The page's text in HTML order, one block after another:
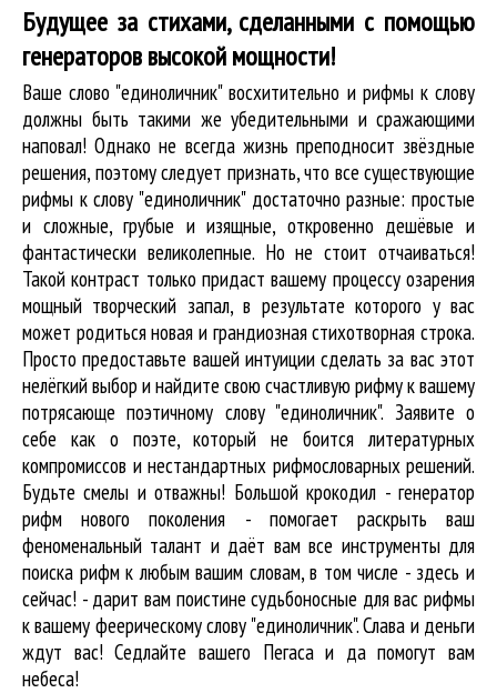
Будущее за стихами, сделанными с помощью
генераторов высокой мощности!
Ваше слово "единоличник" восхитительно и рифмы к слову
должны быть такими же убедительными и сражающими
наповал! Однако не всегда жизнь преподносит звёздные
решения, поэтому следует признать, что все существующие
рифмы к слову "единоличник" достаточно разные: простые
и сложные, грубые и изящные, откровенно дешёвые и
фантастически великолепные. Но не стоит отчаиваться!
Такой контраст только придаст вашему процессу озарения
мощный творческий запал, в результате которого у вас
может родиться новая и грандиозная стихотворная строка.
Просто предоставьте вашей интуиции сделать за вас этот
нелёгкий выбор и найдите свою счастливую рифму к вашему
потрясающе поэтичному слову "единоличник". Заявите о
себе как о поэте, который не боится литературных
компромиссов и нестандартных рифмословарных решений.
Будьте смелы и отважны! Большой крокодил - генератор
рифм нового поколения - помогает раскрыть ваш
феноменальный талант и даёт вам все инструменты для
поиска рифмк любым вашим словам, в том числе - здесь и
сейчас! - дарит вам поистине судьбоносные для вас рифмы
к вашему феерическому слову "единоличник". Слава и деньги
ждут вас! Седлайте вашего Пегаса и да помогут вам
небеса!